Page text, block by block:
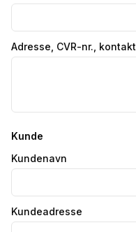
Adresse, CVR-nr., kontakt
Kunde
Kundenavn
Kundeadresse